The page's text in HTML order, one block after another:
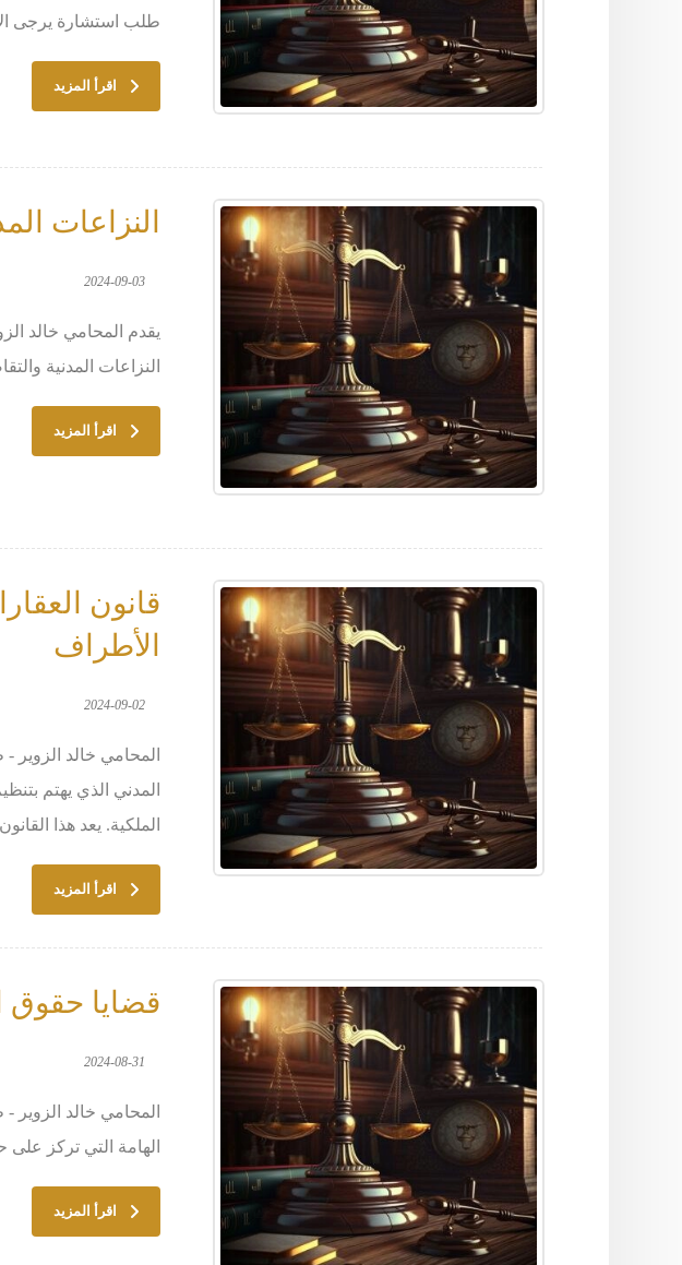
طلب استشارة يرجى الاتصال
اقرأ المزيد
النزاعات
2024-09-03
النزاعات المدنية
اقرأ المزيد
قانون
الأطراف
2024-09-02
المدني الذي يهتم
الملكية. يعد هذا
اقرأ المزيد
قضايا حقوق
2024-08-31
الهامة التي تركز على
اقرأ المزيد